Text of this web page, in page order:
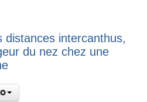
distances intercanthus,
du nez chez une